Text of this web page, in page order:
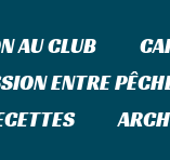
AU CLUB
ENTRE